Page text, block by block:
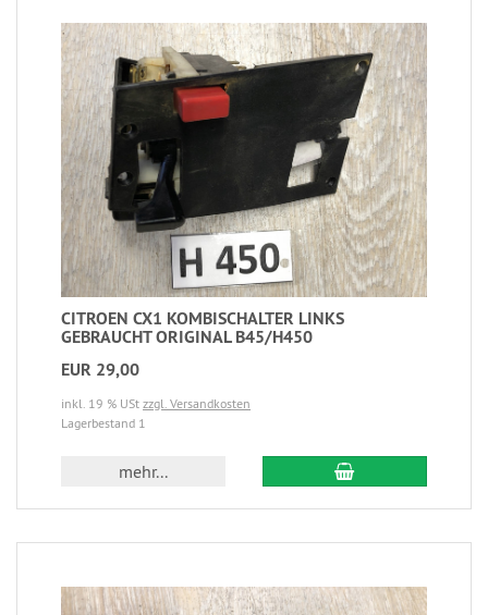
CITROEN CX1 KOMBISCHALTER LINKS
GEBRAUCHT ORIGINAL B45/H450
EUR 29,00
inkl. 19 % USt zzgl. Versandkosten
Lagerbestand 1
mehr...